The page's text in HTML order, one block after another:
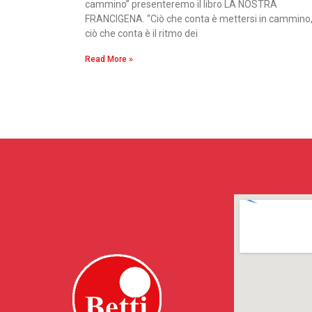
cammino” presenteremo il libro LA NOSTRA
FRANCIGENA. “Ciò che conta è mettersi in cammino,
ciò che conta è il ritmo dei
Read More »